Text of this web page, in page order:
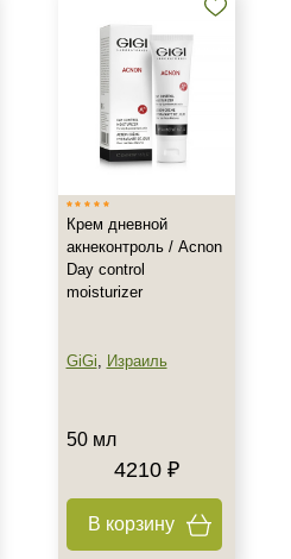
Крем дневной
акнеконтроль / Acnon
Day control
moisturizer
GiGi, Израиль
50 мл
4210 ₽
В корзину